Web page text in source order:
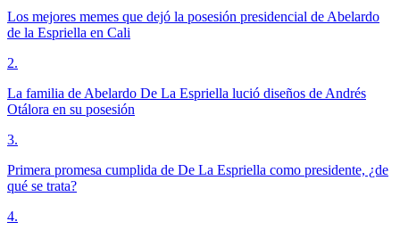
Los mejores memes que dejó la posesión presidencial de Abelardo
de la Espriella en Cali
2.
La familia de Abelardo De La Espriella lució diseños de Andrés
Otálora en su posesión
3.
Primera promesa cumplida de De La Espriella como presidente, ¿de
qué se trata?
4.